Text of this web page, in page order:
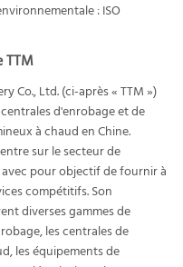
: ISO
TTM
Co., Ltd. (ci-après « TTM »)
d'enrobage et de
à chaud en Chine.
sur le secteur de
pour objectif de fournir à
compétitifs. Son
diverses gammes de
les centrales de
les équipements de